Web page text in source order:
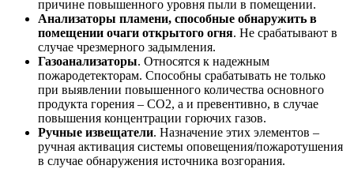
причине повышенного уровня пыли в помещении.
Анализаторы пламени, способные обнаружить в
помещении очаги открытого огня. Не срабатывают в
случае чрезмерного задымления.
Газоанализаторы. Относятся к надежным
пожародетекторам. Способны срабатывать не только
при выявлении повышенного количества основного
продукта горения – СО2, а и превентивно, в случае
повышения концентрации горючих газов.
Ручные извещатели. Назначение этих элементов –
ручная активация системы оповещения/пожаротушения
в случае обнаружения источника возгорания.